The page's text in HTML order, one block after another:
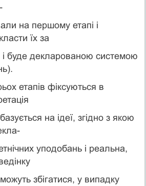
на першому етапі і
їх за
буде декларованою системою
етапів фіксуються в
на ідеї, згідно з якою
уподобань і реальна,
збігатися, у випадку